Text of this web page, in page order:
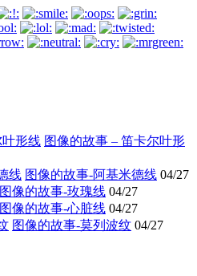
图像的故事 – 笛卡尔叶形
图像的故事-阿基米德线 04/27
图像的故事-玫瑰线 04/27
图像的故事-心脏线 04/27
图像的故事-莫列波纹 04/27